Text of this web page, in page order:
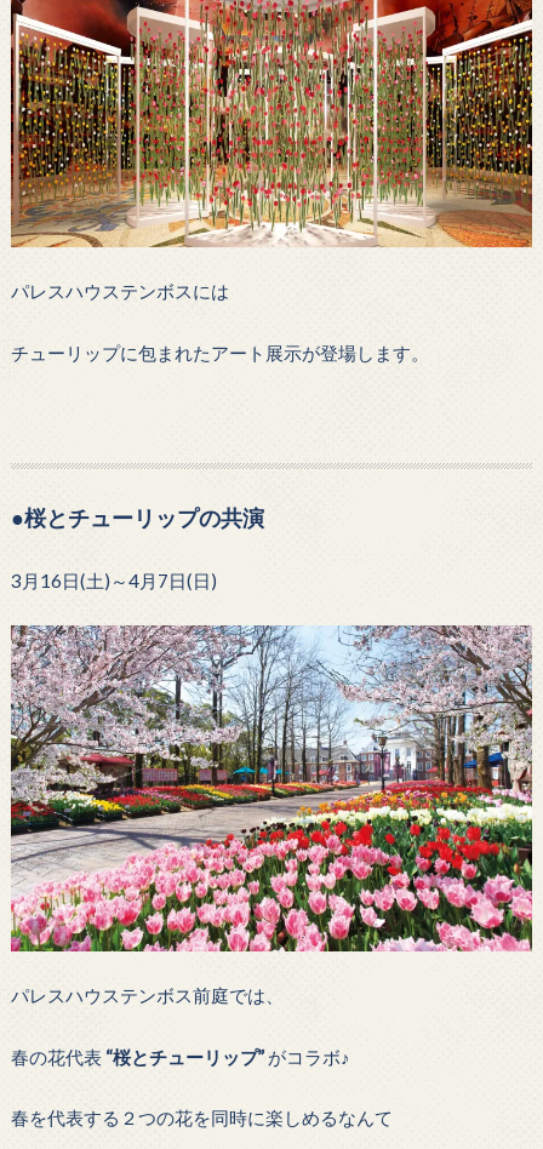
パレスハウステンボスには
チューリップに包まれたアート展示が登場します。
●桜とチューリップの共演
3月16日(土)～4月7日(日)
パレスハウステンボス前庭では、
春の花代表 “桜とチューリップ”がコラボ♪
春を代表する２つの花を同時に楽しめるなんて